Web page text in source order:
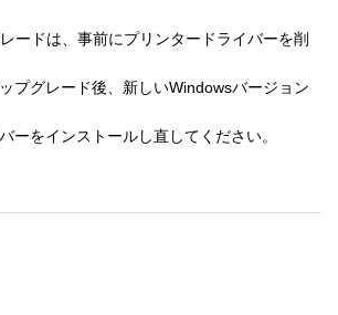
ードは、事前にプリンタードライバーを削
プグレード後、新しいWindowsバージョン